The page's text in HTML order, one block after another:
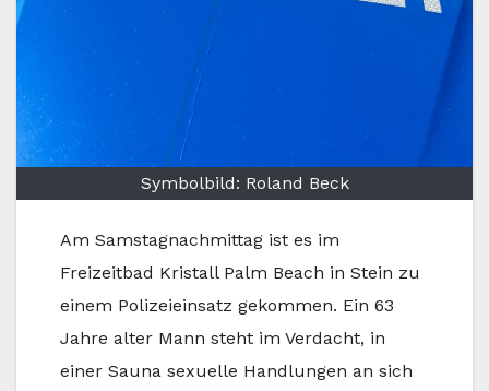
Symbolbild: Roland Beck
Am Samstagnachmittag ist es im
Freizeitbad Kristall Palm Beach in Stein zu
einem Polizeieinsatz gekommen. Ein 63
Jahre alter Mann steht im Verdacht, in
einer Sauna sexuelle Handlungen an sich